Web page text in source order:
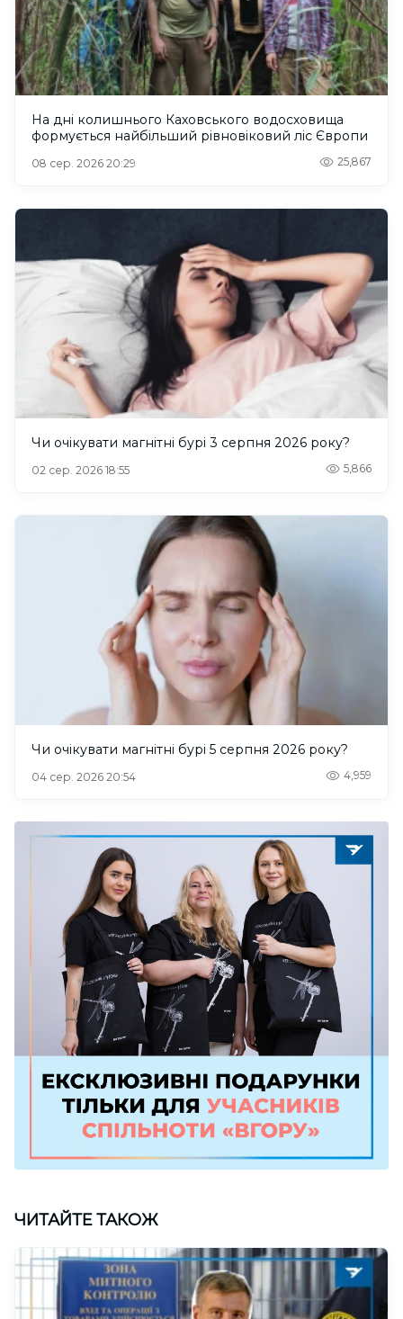
На дні колишнього Каховського водосховища
формується найбільший рівновіковий ліс Європи
08 сер. 2026 20:29 25,867
Чи очікувати магнітні бурі 3 серпня 2026 року?
02 сер. 2026 18:55 5,866
Чи очікувати магнітні бурі 5 серпня 2026 року?
04 сер. 2026 20:54 4,959
ЧИТАЙТЕ ТАКОЖ